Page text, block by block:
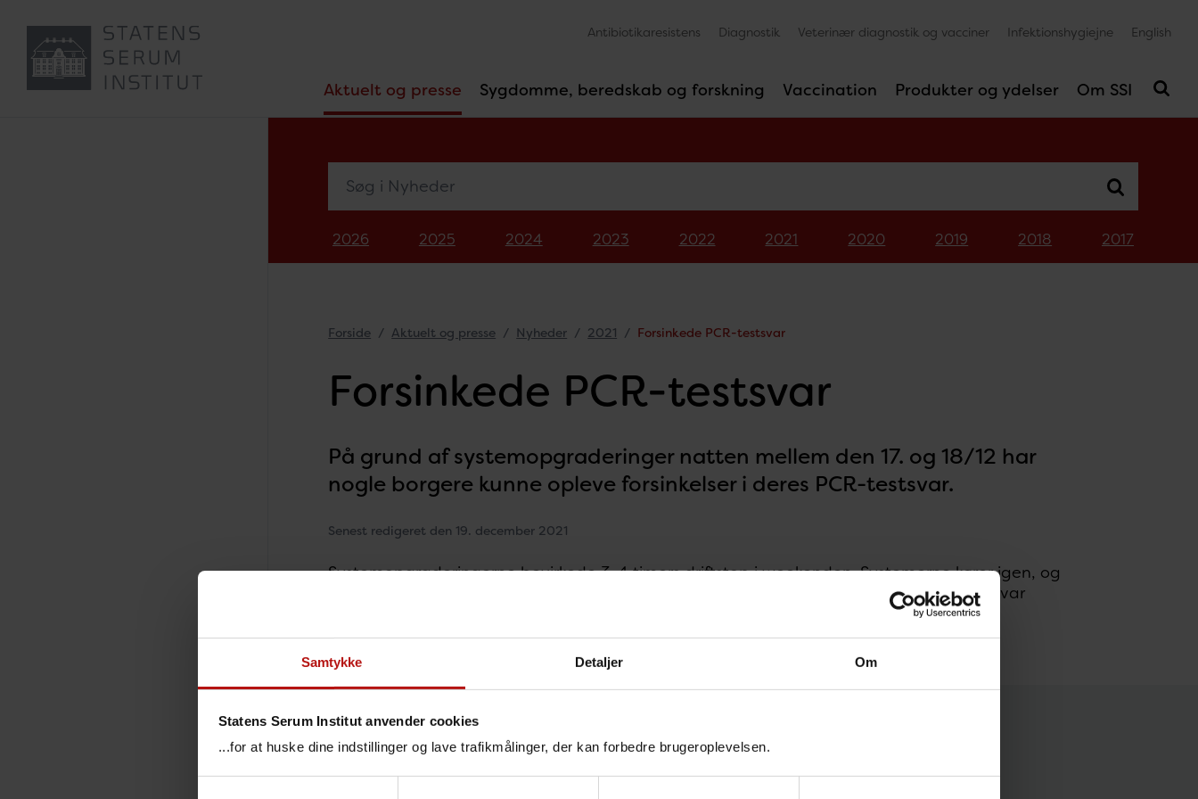
Samtykke Detaljer Om
Statens Serum Institut anvender cookies
...for at huske dine indstillinger og lave trafikmålinger, der kan forbedre brugeroplevelsen.
Aktuelt og presse Sygdomme, beredskab og forskning Vaccination Produkter og ydelser Om SSI
Antibiotikaresistens Diagnostik Veterinær diagnostik og vacciner Infektionshygiejne English
2026 2025 2024 2023 2022 2021 2020 2019 2018 2017
Forside Aktuelt og presse Nyheder 2021 Forsinkede PCR-testsvar
Forsinkede PCR-testsvar
På grund af systemopgraderinger natten mellem den 17. og 18/12 har
nogle borgere kunne opleve forsinkelser i deres PCR-testsvar.
Senest redigeret den 19. december 2021
Systemopgraderingerne bevirkede 3-4 timers driftstop i weekenden. Systemerne kører igen, og
testprøverne behandles nu løbende hurtigst muligt. SSI forventer normal drift omkring svar